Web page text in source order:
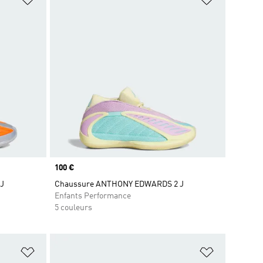
Prix
100 €
Chaussure ANTHONY EDWARDS 2 J
Enfants Performance
5 couleurs